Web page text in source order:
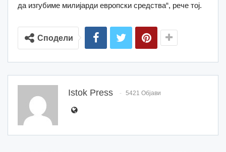
да изгубиме милијарди европски средства“, рече тој.
Сподели
Istok Press 5421 Објави